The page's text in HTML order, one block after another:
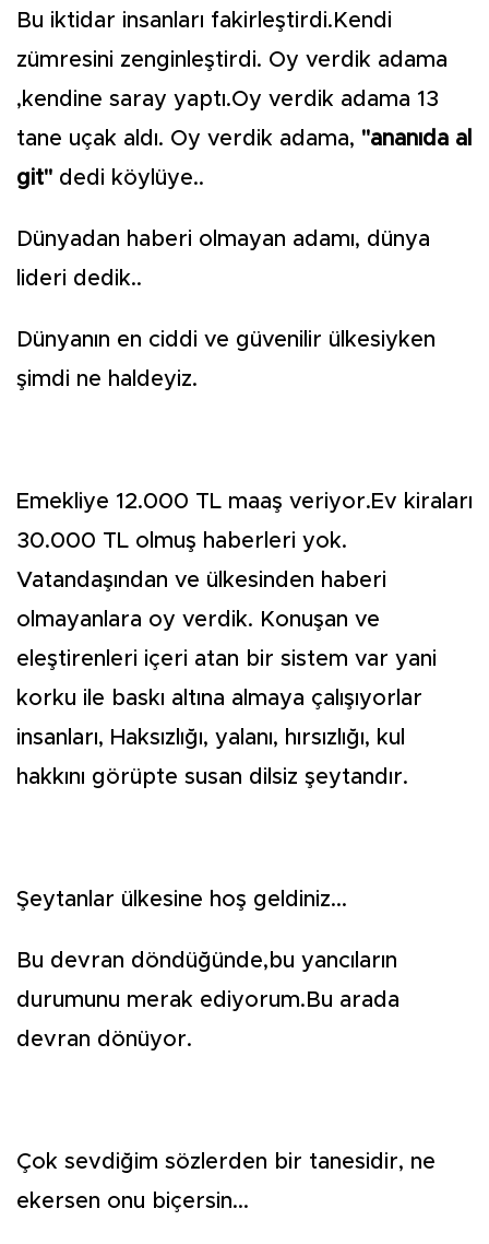
Bu iktidar insanları fakirleştirdi.Kendi
zümresini zenginleştirdi. Oy verdik adama
,kendine saray yaptı.Oy verdik adama 13
tane uçak aldı. Oy verdik adama, "ananıda al
git" dedi köylüye..
Dünyadan haberi olmayan adamı, dünya
lideri dedik..
Dünyanın en ciddi ve güvenilir ülkesiyken
şimdi ne haldeyiz.
Emekliye 12.000 TL maaş veriyor.Ev kiraları
30.000 TL olmuş haberleri yok.
Vatandaşından ve ülkesinden haberi
olmayanlara oy verdik. Konuşan ve
eleştirenleri içeri atan bir sistem var yani
korku ile baskı altına almaya çalışıyorlar
insanları, Haksızlığı, yalanı, hırsızlığı, kul
hakkını görüpte susan dilsiz şeytandır.
Şeytanlar ülkesine hoş geldiniz...
Bu devran döndüğünde,bu yancıların
durumunu merak ediyorum.Bu arada
devran dönüyor.
Çok sevdiğim sözlerden bir tanesidir, ne
ekersen onu biçersin...